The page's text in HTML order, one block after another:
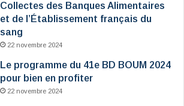
Collectes des Banques Alimentaires
et de l’Établissement français du
sang
22 novembre 2024
Le programme du 41e BD BOUM 2024
pour bien en profiter
22 novembre 2024